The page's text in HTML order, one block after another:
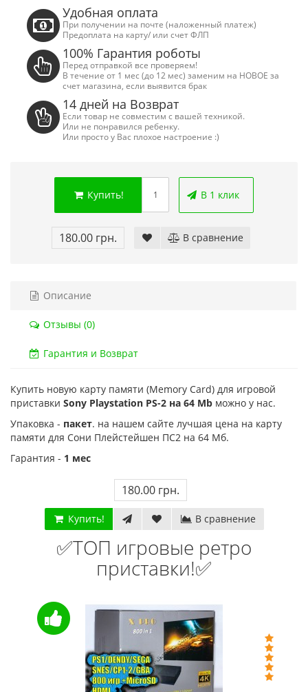
качество!)
Купить! В 1 клік
Код товара:832
79 отзывов
Удобная оплата
При получении на почте (наложенный платеж)
Предоплата на карту/ или счет ФЛП
100% Гарантия роботы
Перед отправкой все проверяем!
В течение от 1 мес (до 12 мес) заменим на НОВОЕ за
счет магазина, если выявится брак
14 дней на Возврат
Если товар не совместим с вашей техникой.
Или не понравился ребенку.
Или просто у Вас плохое настроение :)
Купить! В 1 клик
180.00 грн. В сравнение
Описание
Отзывы (0)
Гарантия и Возврат
Купить новую карту памяти (Memory Card) для игровой
приставки Sony Playstation PS-2 на 64 Mb можно у нас.
Упаковка - пакет. на нашем сайте лучшая цена на карту
памяти для Сони Плейстейшен ПС2 на 64 Мб.
Гарантия - 1 мес
180.00 грн.
Купить! В сравнение
✅ТОП игровые ретро
приставки!✅